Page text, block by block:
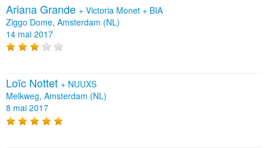
Ariana Grande + Victoria Monet + BIA
Ziggo Dome, Amsterdam (NL)
14 mai 2017
Loïc Nottet + NUUXS
Melkweg, Amsterdam (NL)
8 mai 2017